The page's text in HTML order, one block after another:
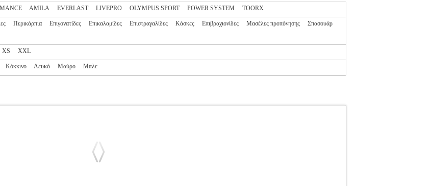
AMILA EVERLAST LIVEPRO OLYMPUS SPORT POWER SYSTEM TOORX
Περικάρπια Επιγονατίδες Επικαλαμίδες Επιστραγαλίδες Κάσκες Επιβραχιονίδες Μασέλες προπόνησης
Σπασουάρ
XS XXL
Κόκκινο Λευκό Μαύρο Μπλε